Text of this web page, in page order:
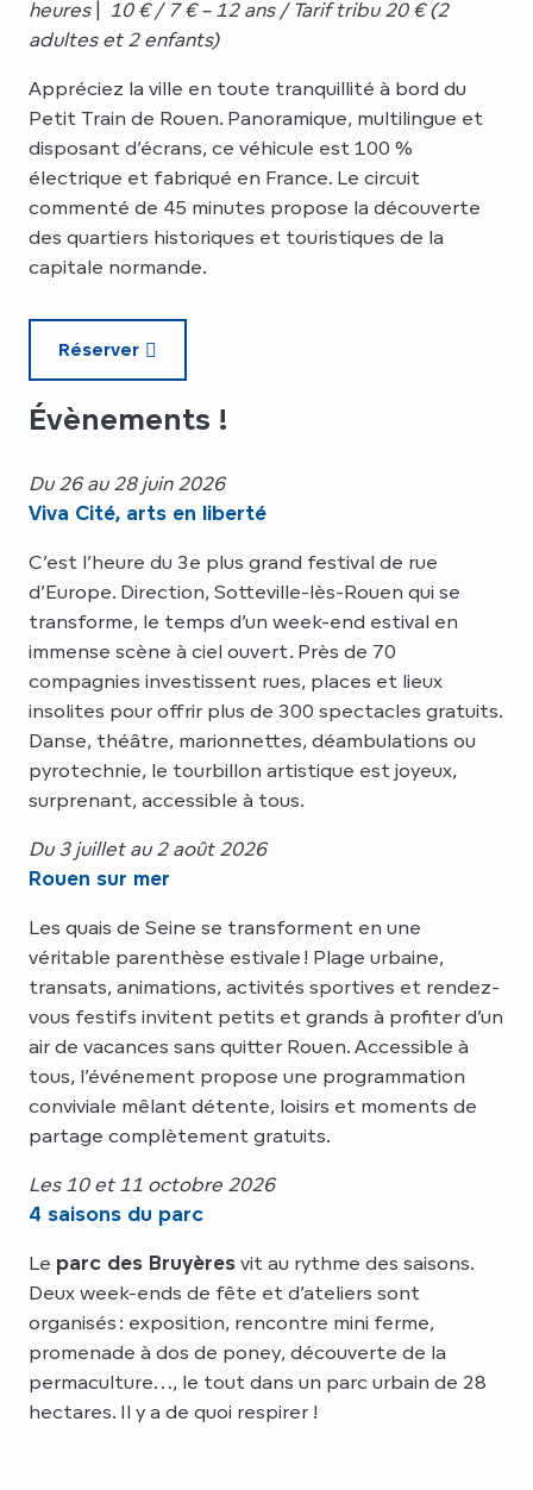
heures| 10 € / 7 € – 12 ans / Tarif tribu 20 € (2
adultes et 2 enfants)
Appréciez la ville en toute tranquillité à bord du
Petit Train de Rouen. Panoramique, multilingue et
disposant d’écrans, ce véhicule est 100 %
électrique et fabriqué en France. Le circuit
commenté de 45 minutes propose la découverte
des quartiers historiques et touristiques de la
capitale normande.
Réserver
Évènements !
Du 26 au 28 juin 2026
Viva Cité, arts en liberté
C’est l’heure du 3e plus grand festival de rue
d’Europe. Direction, Sotteville-lès-Rouen qui se
transforme, le temps d’un week-end estival en
immense scène à ciel ouvert. Près de 70
compagnies investissent rues, places et lieux
insolites pour offrir plus de 300 spectacles gratuits.
Danse, théâtre, marionnettes, déambulations ou
pyrotechnie, le tourbillon artistique est joyeux,
surprenant, accessible à tous.
Du 3 juillet au 2 août 2026
Rouen sur mer
Les quais de Seine se transforment en une
véritable parenthèse estivale ! Plage urbaine,
transats, animations, activités sportives et rendez-
vous festifs invitent petits et grands à profiter d’un
air de vacances sans quitter Rouen. Accessible à
tous, l’événement propose une programmation
conviviale mêlant détente, loisirs et moments de
partage complètement gratuits.
Les 10 et 11 octobre 2026
4 saisons du parc
Le parc des Bruyères vit au rythme des saisons.
Deux week-ends de fête et d’ateliers sont
organisés : exposition, rencontre mini ferme,
promenade à dos de poney, découverte de la
permaculture…, le tout dans un parc urbain de 28
hectares. Il y a de quoi respirer !